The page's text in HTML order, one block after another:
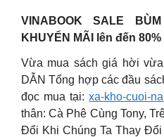
VINABOOK SALE
KHUYẾN MÃI lên đến 80%
Vừa mua sách giá hời
DẪN Tổng hợp các đầu
đọc mua tại:xa-kho-cuoi-
thân: Cà Phê Cùng Tony,
Đổi Khi Chúng Ta Thay